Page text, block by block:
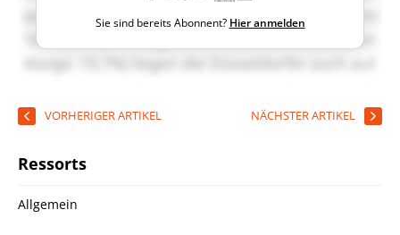
Sie sind bereits Abonnent? Hier anmelden
VORHERIGER ARTIKEL NÄCHSTER ARTIKEL
Ressorts
Allgemein